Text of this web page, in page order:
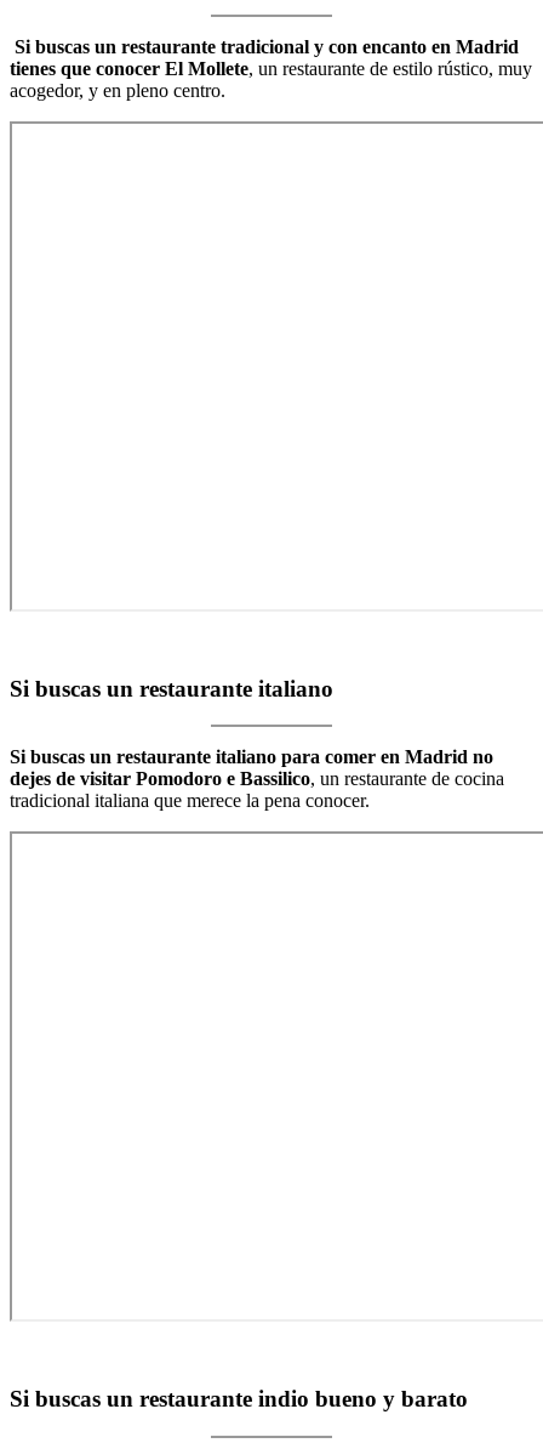
Si buscas un restaurante tradicional y con encanto en Madrid
tienes que conocer El Mollete, un restaurante de estilo rústico, muy
acogedor, y en pleno centro.
Si buscas un restaurante italiano
Si buscas un restaurante italiano para comer en Madrid no
dejes de visitar Pomodoro e Bassilico, un restaurante de cocina
tradicional italiana que merece la pena conocer.
Si buscas un restaurante indio bueno y barato